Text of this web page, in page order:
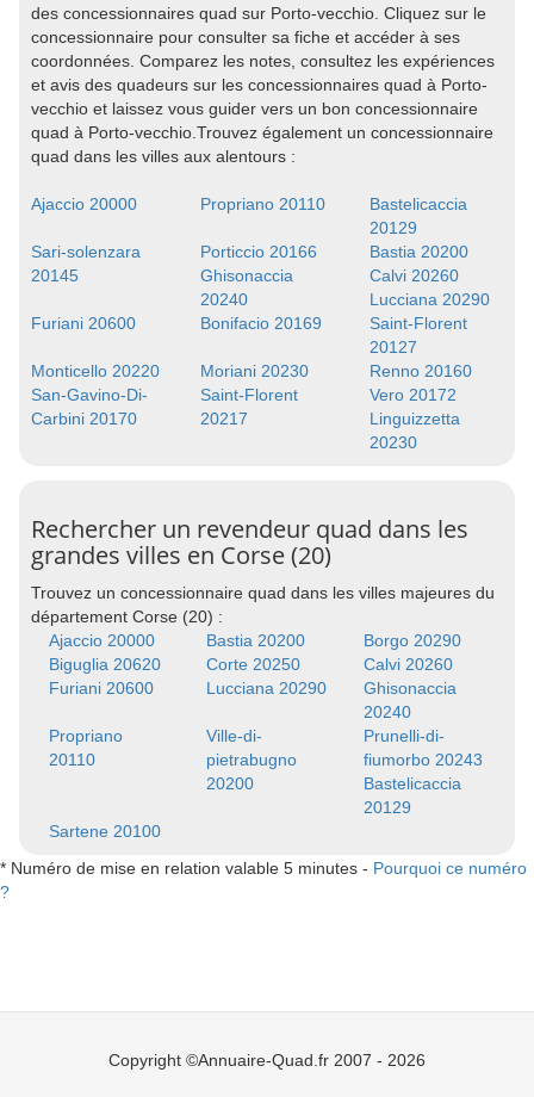
des concessionnaires quad sur Porto-vecchio. Cliquez sur le
concessionnaire pour consulter sa fiche et accéder à ses
coordonnées. Comparez les notes, consultez les expériences
et avis des quadeurs sur les concessionnaires quad à Porto-
vecchio et laissez vous guider vers un bon concessionnaire
quad à Porto-vecchio.Trouvez également un concessionnaire
quad dans les villes aux alentours :
Ajaccio 20000 Propriano 20110
Bastelicaccia
20129
Sari-solenzara
20145
Porticcio 20166
Bastia 20200
Ghisonaccia
20240
Calvi 20260
Lucciana 20290
Furiani 20600
Bonifacio 20169
Saint-Florent
20127
Monticello 20220
Moriani 20230
Renno 20160
San-Gavino-Di-
Carbini 20170
Saint-Florent
20217
Vero 20172
Linguizzetta
20230
Rechercher un revendeur quad dans les
grandes villes en Corse (20)
Trouvez un concessionnaire quad dans les villes majeures du
département Corse (20) :
Ajaccio 20000
Bastia 20200
Borgo 20290
Biguglia 20620
Corte 20250
Calvi 20260
Furiani 20600
Lucciana 20290
Ghisonaccia
20240
Propriano
20110
Ville-di-
pietrabugno
20200
Prunelli-di-
fiumorbo 20243
Bastelicaccia
20129
Sartene 20100
* Numéro de mise en relation valable 5 minutes - Pourquoi ce numéro
?
Copyright ©Annuaire-Quad.fr 2007 - 2026